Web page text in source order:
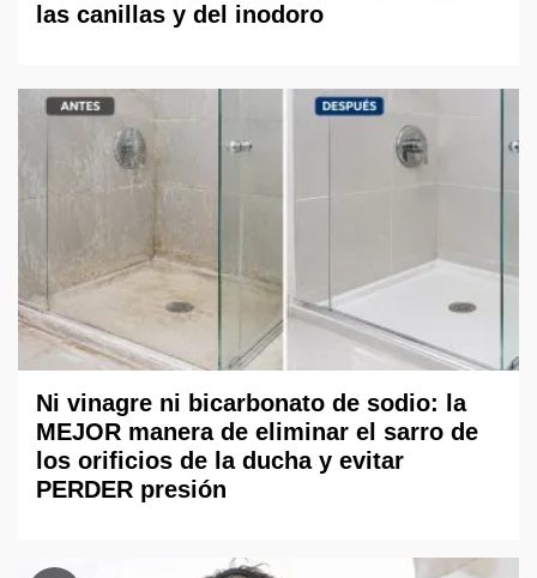
las canillas y del inodoro
Ni vinagre ni bicarbonato de sodio: la
MEJOR manera de eliminar el sarro de
los orificios de la ducha y evitar
PERDER presión